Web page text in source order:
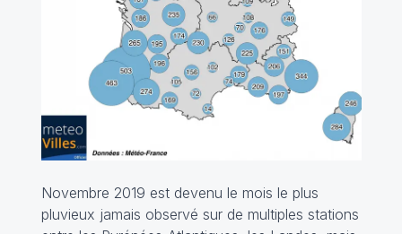
Novembre 2019 est devenu le mois le plus
pluvieux jamais observé sur de multiples stations